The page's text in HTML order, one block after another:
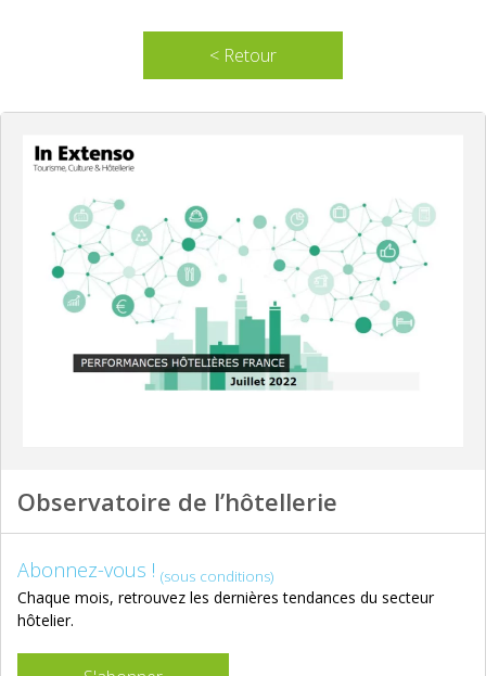
< Retour
Observatoire de l’hôtellerie
Abonnez-vous ! (sous conditions)
Chaque mois, retrouvez les dernières tendances du secteur
hôtelier.